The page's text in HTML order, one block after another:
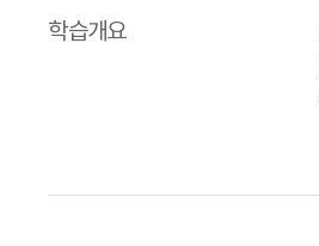
학습개요